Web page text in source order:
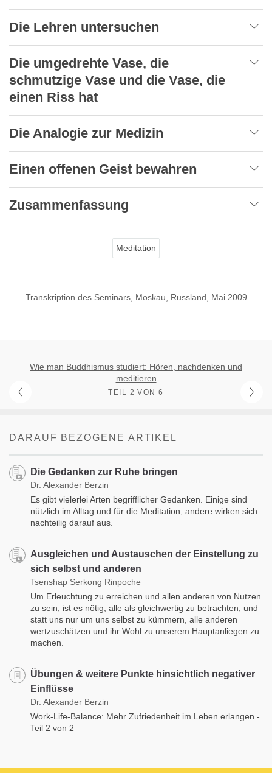
Die Lehren untersuchen
Die umgedrehte Vase, die
schmutzige Vase und die Vase, die
einen Riss hat
Die Analogie zur Medizin
Einen offenen Geist bewahren
Zusammenfassung
Meditation
Transkription des Seminars, Moskau, Russland, Mai 2009
Wie man Buddhismus studiert: Hören, nachdenken und
meditieren
TEIL 2 VON 6
DARAUF BEZOGENE ARTIKEL
Die Gedanken zur Ruhe bringen
Dr. Alexander Berzin
Es gibt vielerlei Arten begrifflicher Gedanken. Einige sind
nützlich im Alltag und für die Meditation, andere wirken sich
nachteilig darauf aus.
Ausgleichen und Austauschen der Einstellung zu
sich selbst und anderen
Tsenshap Serkong Rinpoche
Um Erleuchtung zu erreichen und allen anderen von Nutzen
zu sein, ist es nötig, alle als gleichwertig zu betrachten, und
statt uns nur um uns selbst zu kümmern, alle anderen
wertzuschätzen und ihr Wohl zu unserem Hauptanliegen zu
machen.
Übungen & weitere Punkte hinsichtlich negativer
Einflüsse
Dr. Alexander Berzin
Work-Life-Balance: Mehr Zufriedenheit im Leben erlangen -
Teil 2 von 2